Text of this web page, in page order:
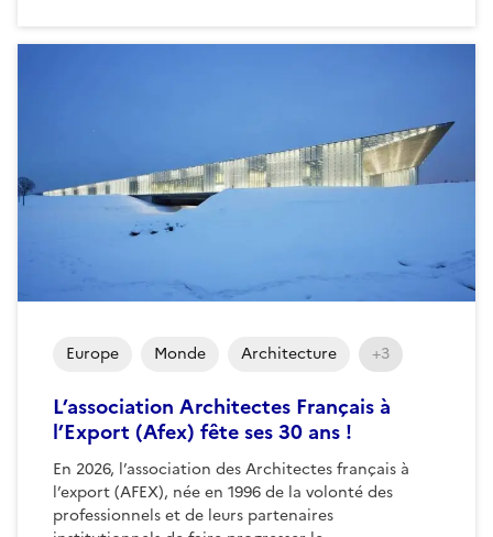
L’association Architectes Français à
l’Export (Afex) fête ses 30 ans !
En 2026, l’association des Architectes français à
l’export (AFEX), née en 1996 de la volonté des
professionnels et de leurs partenaires
Europe Monde Architecture +3